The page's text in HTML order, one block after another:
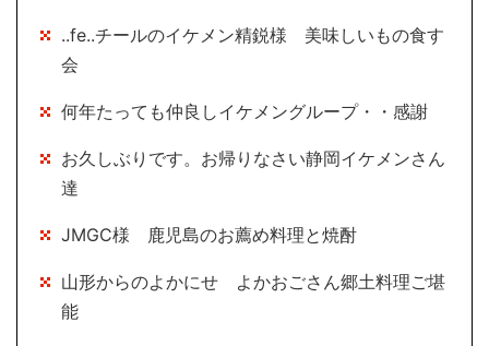
..fe..チールのイケメン精鋭様 美味しいもの食す
会
何年たっても仲良しイケメングループ・・感謝
お久しぶりです。お帰りなさい静岡イケメンさん
達
JMGC様 鹿児島のお薦め料理と焼酎
山形からのよかにせ よかおごさん郷土料理ご堪
能